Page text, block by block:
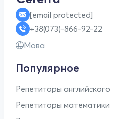
[email protected]
+38(073)-866-92-22
Мова
Популярное
Репетиторы английского
Репетиторы математики